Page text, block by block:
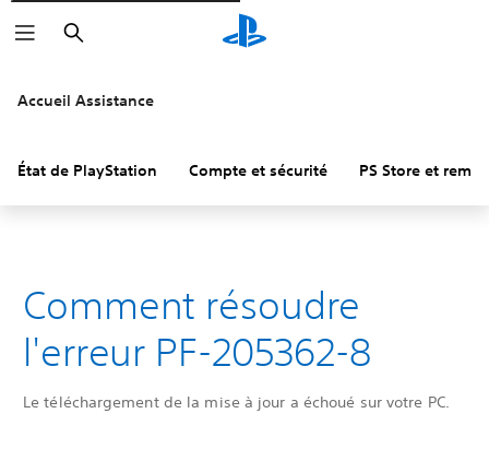
Rechercher
Accueil Assistance
État de PlayStation Compte et sécurité PS Store et
Comment résoudre
l'erreur PF-205362-8
Le téléchargement de la mise à jour a échoué sur votre PC.